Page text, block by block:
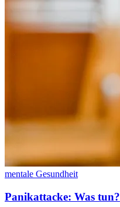
mentale Gesundheit
Panikattacke: Was tun?